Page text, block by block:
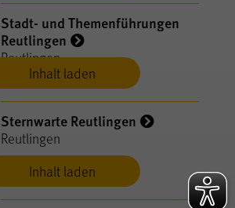
Inhalt laden
Stadt- und Themenführungen
Reutlingen
Reutlingen
Inhalt laden
Sternwarte Reutlingen
Reutlingen